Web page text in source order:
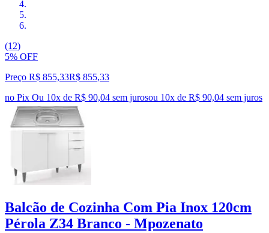
(12)
5% OFF
Preço R$ 855,33R$ 855,33
no Pix Ou 10x de R$ 90,04 sem jurosou 10x de R$ 90,04 sem juros
Balcão de Cozinha Com Pia Inox 120cm
Pérola Z34 Branco - Mpozenato